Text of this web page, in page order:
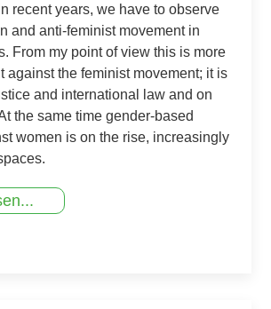
recent years, we have to observe
and anti-feminist movement in
From my point of view this is more
against the feminist movement; it is
and international law and on
the same time gender-based
women is on the rise, increasingly